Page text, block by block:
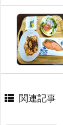
関連記事